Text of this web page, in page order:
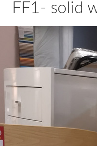
FF1- solid